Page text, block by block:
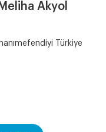
Akyol
Türkiye